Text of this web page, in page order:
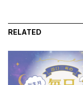
RELATED